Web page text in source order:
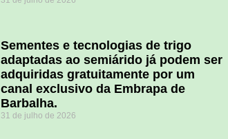
Sementes e tecnologias de trigo
adaptadas ao semiárido já podem ser
adquiridas gratuitamente por um
canal exclusivo da Embrapa de
Barbalha.
31 de julho de 2026